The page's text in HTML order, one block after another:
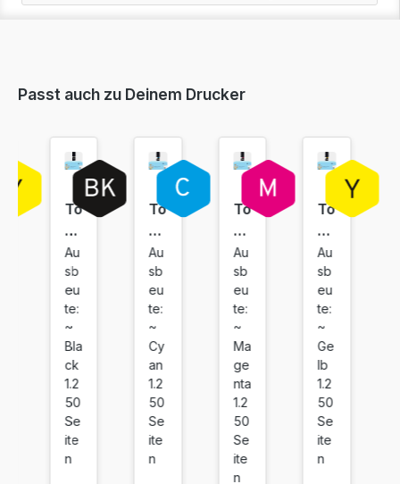
56,16 €
170,06 €
Passt auch zu Deinem Drucker
To
ne
r
ko
m
pa
tib
el
fü
r
Ky
oc
er
Au
sb
eu
te:
~
Bla
ck
1.2
50
Se
ite
n
To
ne
r
ko
m
pa
tib
el
fü
r
Ky
oc
er
Au
sb
eu
te:
~
Cy
an
1.2
50
Se
ite
n
To
ne
r
ko
m
pa
tib
el
fü
r
Ky
oc
er
Au
sb
eu
te:
~
Ma
ge
nta
1.2
50
Se
ite
n
To
ne
r
ko
m
pa
tib
el
fü
r
Ky
oc
er
Au
sb
eu
te:
~
Ge
lb
1.2
50
Se
ite
n